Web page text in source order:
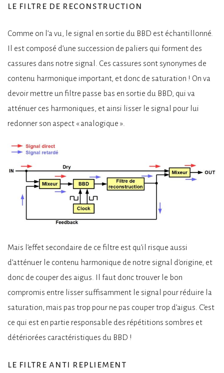
le filtre de reconstruction
Comme on l’a vu, le signal en sortie du BBD est échantillonné.
Il est composé d’une succession de paliers qui forment des
cassures dans notre signal. Ces cassures sont synonymes de
contenu harmonique important, et donc de saturation ! On va
devoir mettre un filtre passe bas en sortie du BBD, qui va
atténuer ces harmoniques, et ainsi lisser le signal pour lui
redonner son aspect « analogique ».
Mais l’effet secondaire de ce filtre est qu’il risque aussi
d’atténuer le contenu harmonique de notre signal d’origine, et
donc de couper des aigus. Il faut donc trouver le bon
compromis entre lisser suffisamment le signal pour réduire la
saturation, mais pas trop pour ne pas couper trop d’aigus. C’est
ce qui est en partie responsable des répétitions sombres et
détériorées caractéristiques du BBD !
le filtre anti repliement